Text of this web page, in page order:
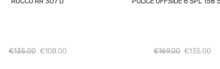
€135.00 Ποσότητα
€108.00Ποσότητα €169.00 Ποσότητα
€135.00